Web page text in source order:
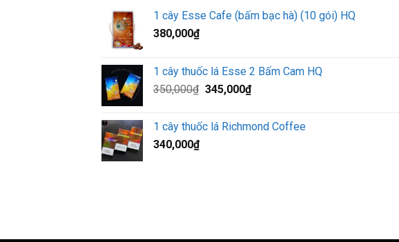
1 cây Esse Cafe (bấm bạc hà) (10 gói) HQ
380,000₫
1 cây thuốc lá Esse 2 Bấm Cam HQ
350,000₫ Giá
350,000₫.
345,000₫Giá
là:
1 cây thuốc lá Richmond Coffee
340,000₫